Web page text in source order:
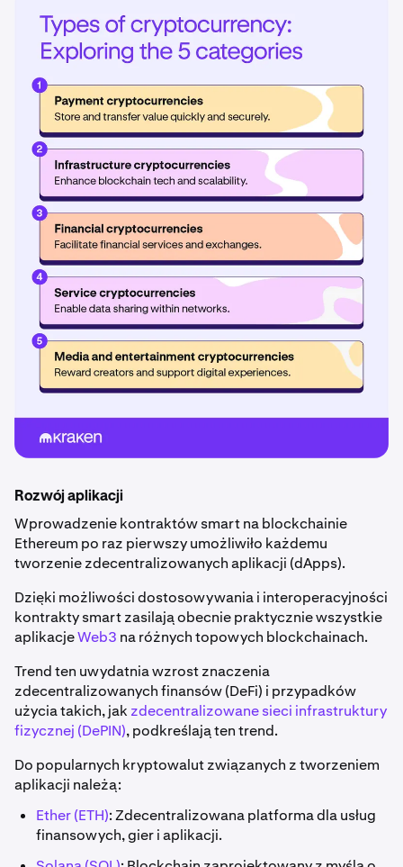
Rozwój aplikacji
Wprowadzenie kontraktów smart na blockchainie
Ethereum po raz pierwszy umożliwiło każdemu
tworzenie zdecentralizowanych aplikacji (dApps).
Dzięki możliwości dostosowywania i interoperacyjności
kontrakty smart zasilają obecnie praktycznie wszystkie
aplikacjeWeb3 na różnych topowych blockchainach.
Trend ten uwydatnia wzrost znaczenia
zdecentralizowanych finansów (DeFi) i przypadków
użycia takich, jak zdecentralizowane sieci infrastruktury
fizycznej (DePIN), podkreślają ten trend.
Do popularnych kryptowalut związanych z tworzeniem
aplikacji należą:
Ether (ETH): Zdecentralizowana platforma dla usług
finansowych, gier i aplikacji.